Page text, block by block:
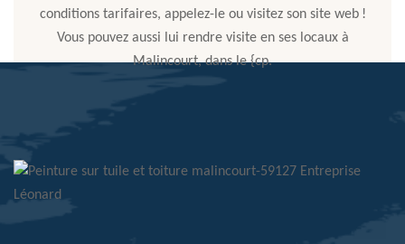
conditions tarifaires, appelez-le ou visitez son site web !
Vous pouvez aussi lui rendre visite en ses locaux à
Malincourt, dans le {cp.